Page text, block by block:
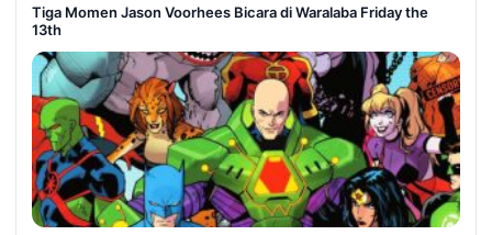
Tiga Momen Jason Voorhees Bicara di Waralaba Friday the
13th